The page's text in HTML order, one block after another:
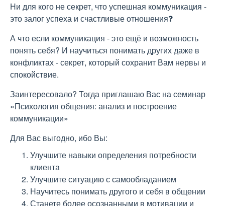
Ни для кого не секрет, что успешная коммуникация -
это залог успеха и счастливые отношения❓
А что если коммуникация - это ещё и возможность
понять себя? И научиться понимать других даже в
конфликтах - секрет, который сохранит Вам нервы и
спокойствие.
Заинтересовало? Тогда приглашаю Вас на семинар
«Психология общения: анализ и построение
коммуникации»
Для Вас выгодно, ибо Вы:
Улучшите навыки определения потребности
клиента
Улучшите ситуацию с самообладанием
Научитесь понимать другого и себя в общении
Станете более осознанными в мотивации и